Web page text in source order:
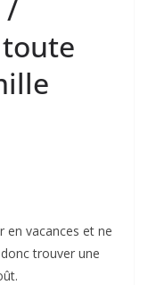
/
en vacances et ne
trouver une